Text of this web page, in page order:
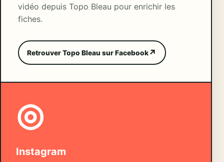
vidéo depuis Topo Bleau pour enrichir les
fiches.
Retrouver Topo Bleau sur Facebook
◎
Instagram